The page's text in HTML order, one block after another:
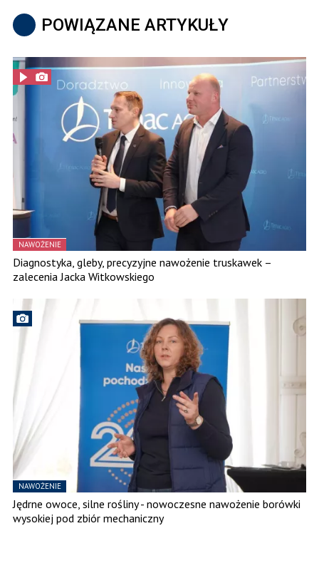
POWIĄZANE ARTYKUŁY
NAWOŻENIE
Diagnostyka, gleby, precyzyjne nawożenie truskawek –
zalecenia Jacka Witkowskiego
NAWOŻENIE
Jędrne owoce, silne rośliny - nowoczesne nawożenie borówki
wysokiej pod zbiór mechaniczny